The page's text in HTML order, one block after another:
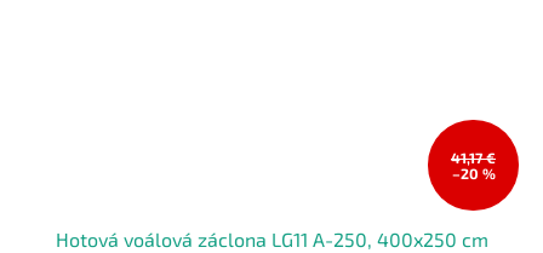
41,17 €
–20 %
Hotová voálová záclona LG11 A-250, 400x250 cm